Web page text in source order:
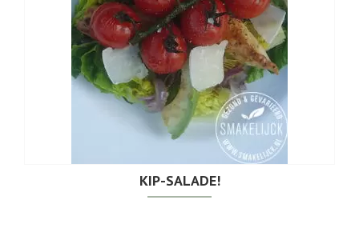
KIP-SALADE!